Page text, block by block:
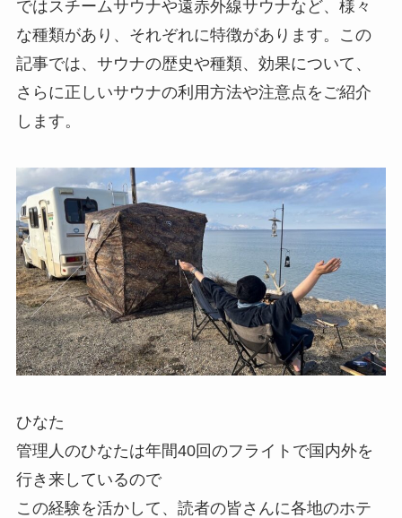
ではスチームサウナや遠赤外線サウナなど、様々
な種類があり、それぞれに特徴があります。この
記事では、サウナの歴史や種類、効果について、
さらに正しいサウナの利用方法や注意点をご紹介
します。
ひなた
管理人のひなたは年間40回のフライトで国内外を
行き来しているので
この経験を活かして、読者の皆さんに各地のホテ